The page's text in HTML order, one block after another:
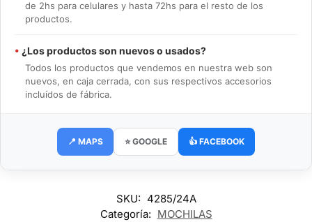
de 2hs para celulares y hasta 72hs para el resto de los
productos.
• ¿Los productos son nuevos o usados?
Todos los productos que vendemos en nuestra web son
nuevos, en caja cerrada, con sus respectivos accesorios
incluídos de fábrica.
📍 MAPS ⭐ GOOGLE 👍 FACEBOOK
SKU: 4285/24A
Categoría: MOCHILAS